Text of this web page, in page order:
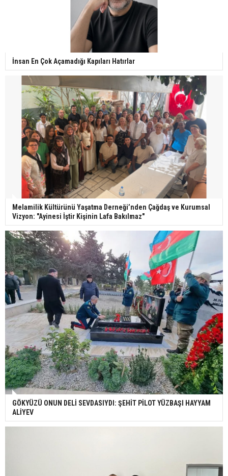
İnsan En Çok Açamadığı Kapıları Hatırlar
Melamilik Kültürünü Yaşatma Derneği’nden Çağdaş ve Kurumsal
Vizyon: "Ayinesi İştir Kişinin Lafa Bakılmaz"
GÖKYÜZÜ ONUN DELİ SEVDASIYDI: ŞEHİT PİLOT YÜZBAŞI HAYYAM
ALİYEV